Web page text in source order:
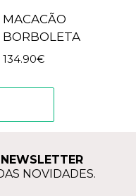
MACACÃO
BORBOLETA
134.90€
NEWSLETTER
NOVIDADES.